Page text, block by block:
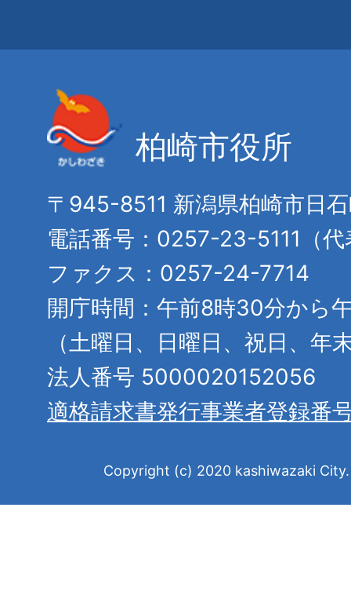
柏崎市役所
〒945-8511 新潟県柏崎市日
電話番号：0257-23-5111（代
ファクス：0257-24-7714
開庁時間：午前8時30分から
（土曜日、日曜日、祝日、年
法人番号 5000020152056
適格請求書発行事業者登録番
Copyright (c) 2020 kashiwazaki